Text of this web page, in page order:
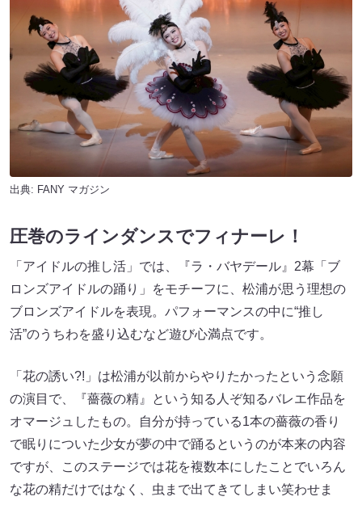
出典: FANY マガジン
圧巻のラインダンスでフィナーレ！
「アイドルの推し活」では、『ラ・バヤデール』2幕「ブ
ロンズアイドルの踊り」をモチーフに、松浦が思う理想の
ブロンズアイドルを表現。パフォーマンスの中に“推し
活”のうちわを盛り込むなど遊び心満点です。
「花の誘い?!」は松浦が以前からやりたかったという念願
の演目で、『薔薇の精』という知る人ぞ知るバレエ作品を
オマージュしたもの。自分が持っている1本の薔薇の香り
で眠りについた少女が夢の中で踊るというのが本来の内容
ですが、このステージでは花を複数本にしたことでいろん
な花の精だけではなく、虫まで出てきてしまい笑わせま